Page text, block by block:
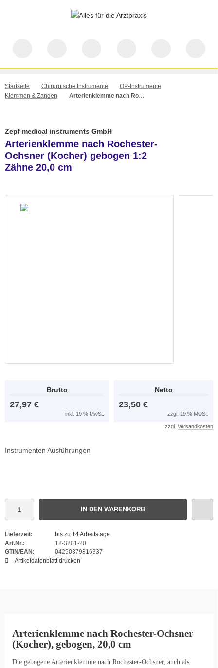
Startseite Chirurgische Instrumente
OP-Instrumente
Klemmen & Zangen
Arterienklemme nach Rochester-Ochsner (Kocher) gebogen 1:2 Zähne 20,0 cm
Zepf medical instruments GmbH
Arterienklemme nach Rochester-
Ochsner (Kocher) gebogen 1:2
Zähne 20,0 cm
Brutto
27,97 €
inkl. 19 % MwSt.
Netto
23,50 €
zzgl. 19 % MwSt.
zzgl. Versandkosten
Instrumenten Ausführungen
IN DEN WARENKORB
Lieferzeit:
bis zu 14 Arbeitstage
Art.Nr.:
12-3201-20
GTIN/EAN:
04250379816337
Artikeldatenblatt drucken
Arterienklemme nach Rochester-Ochsner
(Kocher), gebogen, 20,0 cm
Die gebogene Arterienklemme nach Rochester-Ochsner, auch als